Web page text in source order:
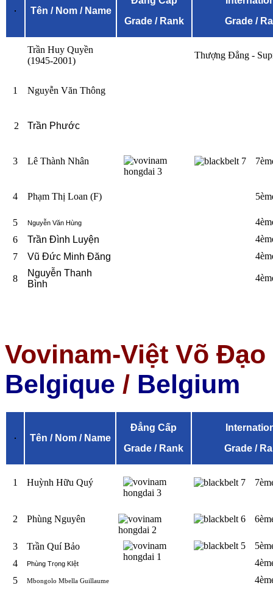
Tên / Nom / Name
Grade / Rank
Grade /
Trần Huy Quyền
(1945-2001)
Thượng Đẳng -
1 Nguyễn Văn Thông
2 Trần Phước
3 Lê Thành Nhân
4 Phạm Thị Loan (F)
5 Nguyễn Văn Hùng
6
Trần Đình Luyện
7
Vũ Đức Minh Đăng
8
Nguyễn Thanh
Bình
Vovinam-Việt Võ
Belgique / Belgium
Tên / Nom / Name
Đẳng Cấp
Grade / Rank
Grade /
1 Huỳnh Hữu Quý
2 Phùng Nguyên
3 Trần Quí Bảo
4
Phùng Trọng KIệt
5
Mbongolo Mbella Guillaume